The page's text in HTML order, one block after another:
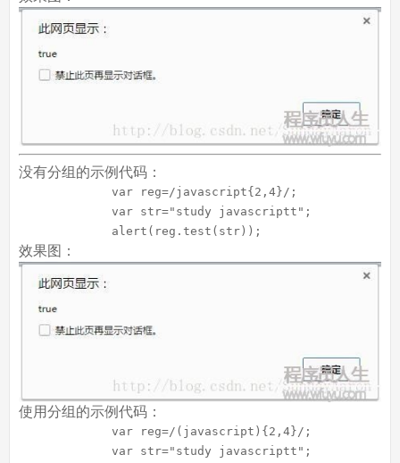
没有分组的示例代码：
var reg=/javascript{2,4}/ ;
var str="study javascriptt" ;
             alert(reg.test(str));
效果图：
使用分组的示例代码：
var reg=/(javascript){2,4}/ ;
var str="study javascriptt" ;